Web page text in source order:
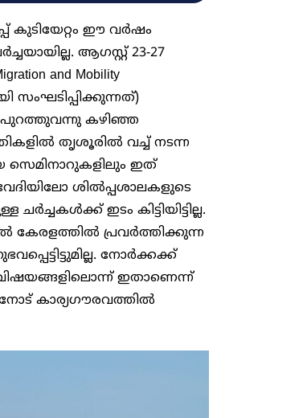
കുടിയേറ്റം ഈ വർഷം
ആഗസ്റ്റ് 23-27
and Mobility
സംഘടിപ്പിക്കുന്നത്)
പുറത്തുവന്നു കഴിഞ്ഞ
തൃശൂരിൽ വച്ച് നടന്ന
സെമിനാറുകളിലും ഇത്
ശിൽപ്പശാലകളുടെ
ഇടം കിട്ടിയിട്ടില്ല.
കേരളത്തിൽ പ്രവർത്തിക്കുന്ന
നോർക്കക്ക്
ഇതാണെന്ന്
കാര്യഗൗരവത്തിൽ